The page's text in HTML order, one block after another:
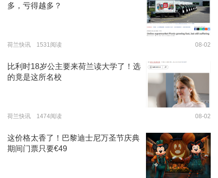
多，亏得越多？
荷兰快讯 1531阅读 08-02
比利时18岁公主要来荷兰读大学了！选
的竟是这所名校
荷兰快讯 1474阅读 08-02
这价格太香了！巴黎迪士尼万圣节庆典
期间门票只要€49